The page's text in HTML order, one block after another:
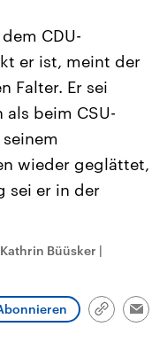
USA
Aktuelle Beiträge,
Hintergründe
Wirtschaftlich und
gehören die Vereinigten
den mächtigsten Ländern
mit großem Einfluss auf
aktuelle Weltgeschehen.
CDU-
er ist, meint der
Falter. Er sei
beim CSU-
wieder geglättet,
sei er in der
Büüsker |
Link